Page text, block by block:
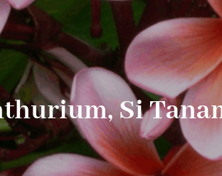
Si